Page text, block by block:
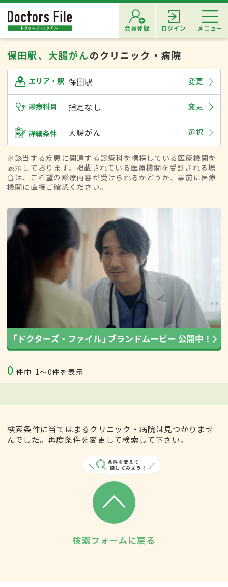
会員登録 ログイン メニュー
保田駅、大腸がんのクリニック・病院
エリア・駅 保田駅 変更
診療科目 指定なし 変更
詳細条件 大腸がん 選択
※該当する疾患に関連する診療科を標榜している医療機関を
表示しております。掲載されている医療機関を受診される場
合は、ご希望の診療内容が受けられるかどうか、事前に医療
機関に直接ご確認ください。
0 件中 1〜0件を表示
検索条件に当てはまるクリニック・病院は見つかりませ
んでした。再度条件を変更して検索して下さい。
検索フォームに戻る